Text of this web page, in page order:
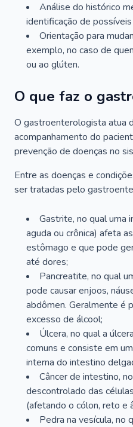
Análise do histórico
identificação de
Orientação para
exemplo, no caso de
ou ao glúten.
O que faz o
O gastroenterologista atua
acompanhamento do
prevenção de doenças no
Entre as doenças e
ser tratadas pelo
Gastrite, no qual uma
aguda ou crônica) afeta
estômago e que pode
até dores;
Pancreatite, no qual
pode causar enjoos,
abdômen. Geralmente é
excesso de álcool;
Úlcera, no qual a
comuns e consiste em
interna do intestino
Câncer de intestino,
descontrolado das
(afetando o cólon, reto e
Pedra na vesícula, no